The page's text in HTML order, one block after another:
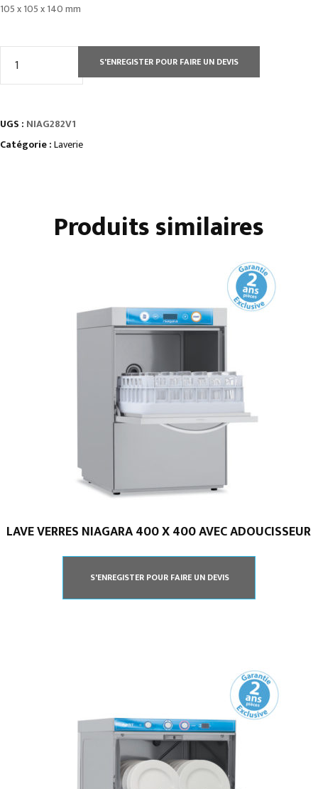
105 x 105 x 140 mm
À
CAPOT
S'ENREGISTER POUR FAIRE UN DEVIS
UGS : NIAG282V1
Catégorie :Laverie
Produits similaires
LAVE VERRES NIAGARA 400 X 400 AVEC ADOUCISSEUR
S'ENREGISTER POUR FAIRE UN DEVIS